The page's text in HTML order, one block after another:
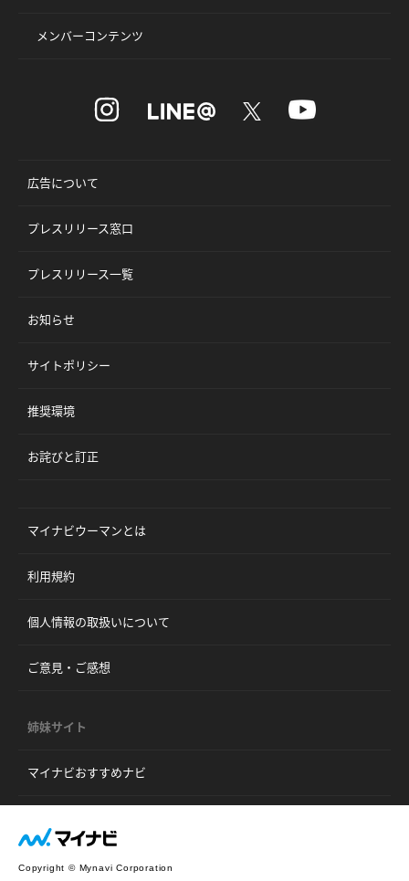
メンバーコンテンツ
広告について
プレスリリース窓口
プレスリリース一覧
お知らせ
サイトポリシー
推奨環境
お詫びと訂正
マイナビウーマンとは
利用規約
個人情報の取扱いについて
ご意見・ご感想
姉妹サイト
マイナビおすすめナビ
Copyright © Mynavi Corporation